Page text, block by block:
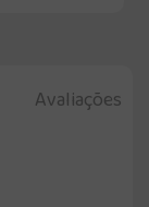
Avaliações